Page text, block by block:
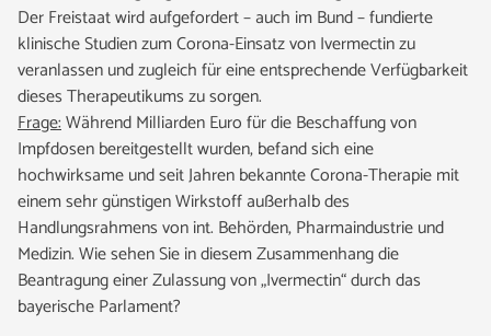
Der Freistaat wird aufgefordert – auch im Bund – fundierte
klinische Studien zum Corona-Einsatz von Ivermectin zu
veranlassen und zugleich für eine entsprechende Verfügbarkeit
dieses Therapeutikums zu sorgen.
Frage:Während Milliarden Euro für die Beschaffung von
Impfdosen bereitgestellt wurden, befand sich eine
hochwirksame und seit Jahren bekannte Corona-Therapie mit
einem sehr günstigen Wirkstoff außerhalb des
Handlungsrahmens von int. Behörden, Pharmaindustrie und
Medizin. Wie sehen Sie in diesem Zusammenhang die
Beantragung einer Zulassung von „Ivermectin“ durch das
bayerische Parlament?